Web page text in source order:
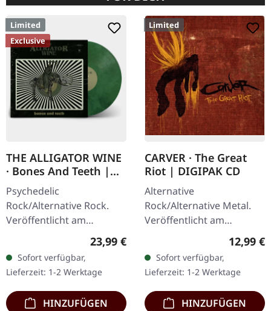
Limited
Exclusive
THE ALLIGATOR WINE
· Bones And Teeth |
MARBLED LP
Psychedelic
Rock/Alternative Rock.
Veröffentlicht am
15.09.2023, auf Supreme
Chaos Records. SCR- und
Band-exklusive Auflage!
Transparent…
Regulärer Preis:
23,99 €
Sofort verfügbar,
Lieferzeit: 1-2 Werktage
HINZUFÜGEN
Limited
CARVER · The Great
Riot | DIGIPAK CD
Alternative
Rock/Alternative Metal.
Veröffentlicht am
08.02.2013, auf Supreme
Chaos Records. Limitierte
Auflage als CD im DigiPak
mit umfangreichen…
12,99 €
Sofort verfügbar,
Lieferzeit: 1-2 Werktage
HINZUFÜGEN